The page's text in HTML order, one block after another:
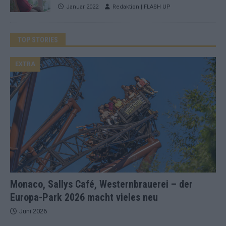
Januar 2022 Redaktion | FLASH UP
TOP STORIES
Monaco, Sallys Café, Westernbrauerei – der
Europa-Park 2026 macht vieles neu
EXTRA
Juni 2026